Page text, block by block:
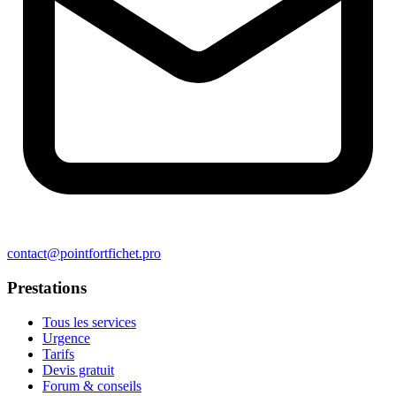
contact@pointfortfichet.pro
Prestations
Tous les services
Urgence
Tarifs
Devis gratuit
Forum & conseils